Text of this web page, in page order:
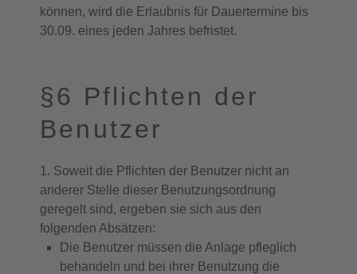
können, wird die Erlaubnis für Dauertermine bis
30.09. eines jeden Jahres befristet.
§6 Pflichten der
Benutzer
1. Soweit die Pflichten der Benutzer nicht an
anderer Stelle dieser Benutzungsordnung
geregelt sind, ergeben sie sich aus den
folgenden Absätzen:
Die Benutzer müssen die Anlage pfleglich
behandeln und bei ihrer Benutzung die